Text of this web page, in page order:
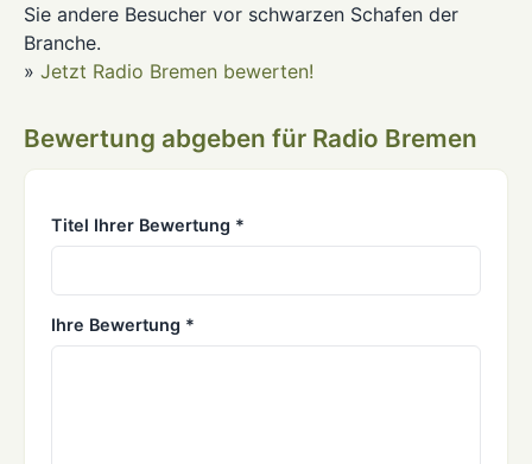
Sie andere Besucher vor schwarzen Schafen der
Branche.
» Jetzt Radio Bremen bewerten!
Bewertung abgeben für Radio Bremen
Titel Ihrer Bewertung *
Ihre Bewertung *